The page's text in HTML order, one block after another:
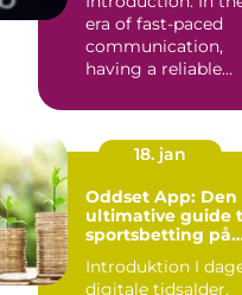
era of fast-paced
communication,
having a reliable
tool is ess...
18. jan
Oddset App: Den
ultimative guide
sportsbetting på
Introduktion I dagens
digitale tidsalder,